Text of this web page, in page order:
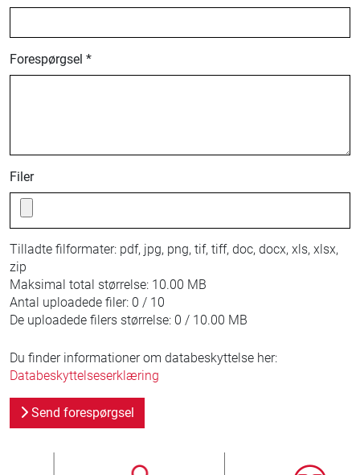
Forespørgsel *
Filer
Tilladte filformater: pdf, jpg, png, tif, tiff, doc, docx, xls, xlsx,
zip
Maksimal total størrelse: 10.00 MB
Antal uploadede filer: 0 / 10
De uploadede filers størrelse: 0 / 10.00 MB
Du finder informationer om databeskyttelse her:
Databeskyttelseserklæring
Send forespørgsel